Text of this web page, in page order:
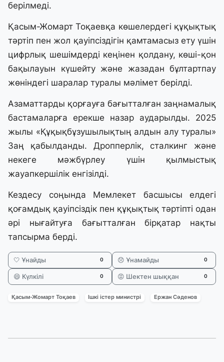
берілмеді.
Қасым-Жомарт Тоқаевқа көшелердегі құқықтық
тәртіп пен жол қауіпсіздігін қамтамасыз ету үшін
цифрлық шешімдерді кеңінен қолдану, көші-қон
бақылауын күшейту және жазадан бұлтартпау
жөніндегі шаралар туралы мәлімет берілді.
Азаматтарды қорғауға бағытталған заңнамалық
бастамаларға ерекше назар аударылды. 2025
жылы «Құқықбұзушылықтың алдын алу туралы»
Заң қабылданды. Дропперлік, сталкинг және
некеге мәжбүрлеу үшін қылмыстық
жауапкершілік енгізілді.
Кездесу соңында Мемлекет басшысы елдегі
қоғамдық қауіпсіздік пен құқықтық тәртіпті одан
әрі нығайтуға бағытталған бірқатар нақты
тапсырма берді.
🤍 Ұнайды 0 😞 Ұнамайды 0
😄 Күлкілі 0 😡 Шектен шыққан 0
Қасым-Жомарт Тоқаев Ішкі істер министрі Ержан Сәденов